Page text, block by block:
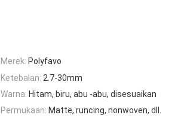
Merek: Polyfavo
Ketebalan: 2.7-30mm
Warna: Hitam, biru, abu -abu, disesuaikan
Permukaan: Matte, runcing, nonwoven, dll.